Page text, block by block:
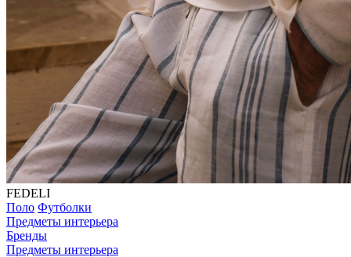
FEDELI
Поло Футболки
Предметы интерьера
Бренды
Предметы интерьера